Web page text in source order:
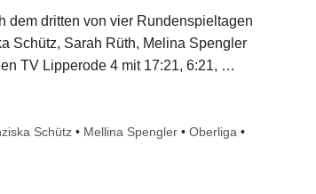
dem dritten von vier Rundenspieltagen
Schütz, Sarah Rüth, Melina Spengler
TV Lipperode 4 mit 17:21, 6:21, …
Schütz• Mellina Spengler• Oberliga •